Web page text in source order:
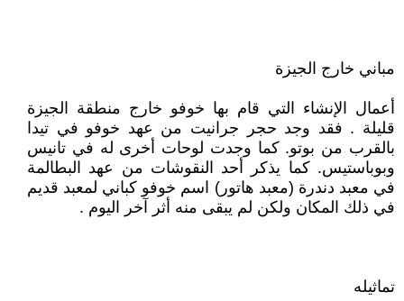
مباني خارج الجيزة
أعمال الإنشاء التي قام بها خوفو خارج منطقة الجيزة
قليلة . فقد وجد حجر جرانيت من عهد خوفو في تيدا
بالقرب من بوتو. كما وجدت لوحات أخرى له في تانيس
وبوباستيس. كما يذكر أحد النقوشات من عهد البطالمة
في معبد دندرة (معبد هاتور) اسم خوفو كباني لمعبد قديم
في ذلك المكان ولكن لم يبقى منه أثر آخر اليوم .
تماثيله